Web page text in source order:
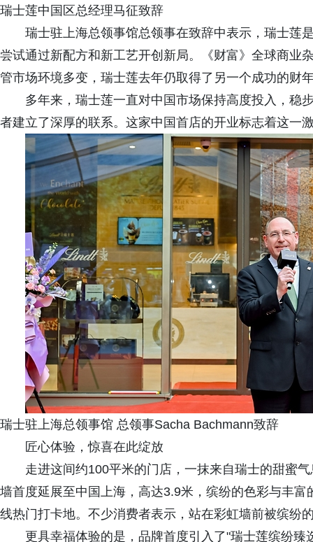
瑞士莲中国区总经理马征致辞
瑞士驻上海总领事馆总领事在致辞中表示，瑞士莲
尝试通过新配方和新工艺开创新局。《财富》全球商业
管市场环境多变，瑞士莲去年仍取得了另一个成功的财
多年来，瑞士莲一直对中国市场保持高度投入，稳
者建立了深厚的联系。这家中国首店的开业标志着这一
瑞士驻上海总领事馆 总领事Sacha Bachmann致辞
匠心体验，惊喜在此绽放
走进这间约100平米的门店，一抹来自瑞士的甜蜜
墙首度延展至中国上海，高达3.9米，缤纷的色彩与丰
线热门打卡地。不少消费者表示，站在彩虹墙前被缤纷
更具幸福体验的是，品牌首度引入了"瑞士莲缤纷